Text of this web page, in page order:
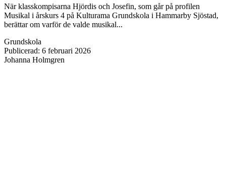
När klasskompisarna Hjördis och Josefin, som går på profilen
Musikal i årskurs 4 på Kulturama Grundskola i Hammarby Sjöstad,
berättar om varför de valde musikal...
Grundskola
Publicerad: 6 februari 2026
Johanna Holmgren